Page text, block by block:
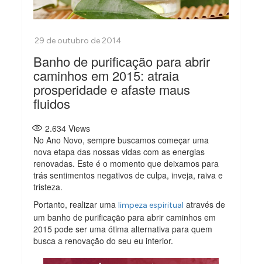
Banho de purificação para abrir
caminhos em 2015: atraia
prosperidade e afaste maus
fluidos
2.634 Views
No Ano Novo, sempre buscamos começar uma
nova etapa das nossas vidas com as energias
renovadas. Este é o momento que deixamos para
trás sentimentos negativos de culpa, inveja, raiva e
tristeza.
Portanto, realizar umalimpeza espiritual através de
um banho de purificação para abrir caminhos em
2015 pode ser uma ótima alternativa para quem
busca a renovação do seu eu interior.